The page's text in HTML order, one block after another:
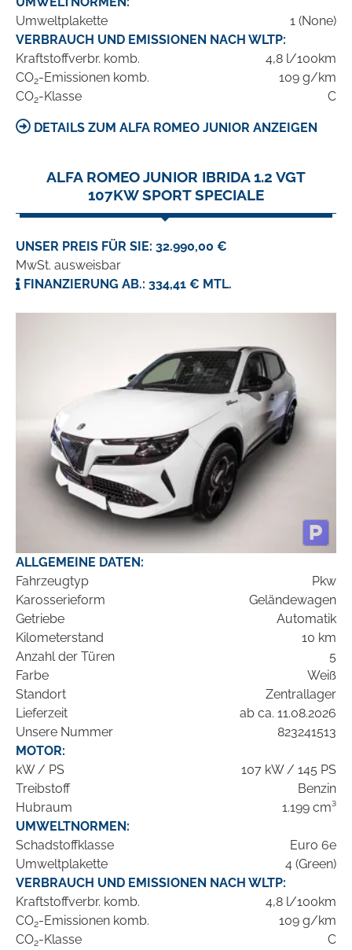
Umweltplakette
1 (None)
VERBRAUCH UND EMISSIONEN NACH WLTP:
Kraftstoffverbr. komb.
4,8 l/100km
CO2-Emissionen komb.
109 g/km
CO2-Klasse C
DETAILS ZUM ALFA ROMEO JUNIOR ANZEIGEN
ALFA ROMEO JUNIOR IBRIDA 1.2 VGT
107KW SPORT SPECIALE
UNSER PREIS FÜR SIE: 32.990,00 €
MwSt. ausweisbar
FINANZIERUNG AB.: 334,41 € MTL.
ALLGEMEINE DATEN:
Fahrzeugtyp
Pkw
Karosserieform
Geländewagen
Getriebe
Automatik
Kilometerstand
10 km
Anzahl der Türen
5
Farbe
Weiß
Standort
Zentrallager
Lieferzeit
ab ca. 11.08.2026
Unsere Nummer
823241513
MOTOR:
kW / PS
107 kW / 145 PS
Treibstoff
Benzin
Hubraum
1.199 cm³
UMWELTNORMEN:
Schadstoffklasse
Euro 6e
Umweltplakette
4 (Green)
VERBRAUCH UND EMISSIONEN NACH WLTP:
Kraftstoffverbr. komb.
4,8 l/100km
CO2-Emissionen komb.
109 g/km
CO2-Klasse C